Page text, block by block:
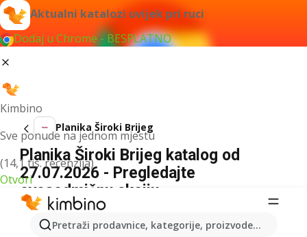
Aktualni katalozi uvijek pri ruci
Dodaj u Chrome - BESPLATNO
Kimbino
Sve ponude na jednom mjestu
(14,1 tis. recenzija)
Otvori
Pretraži prodavnice, kategorije, proizvode...
Planika Široki Brijeg
Planika Široki Brijeg katalog od
27.07.2026 - Pregledajte
ovosedmičnu akciju